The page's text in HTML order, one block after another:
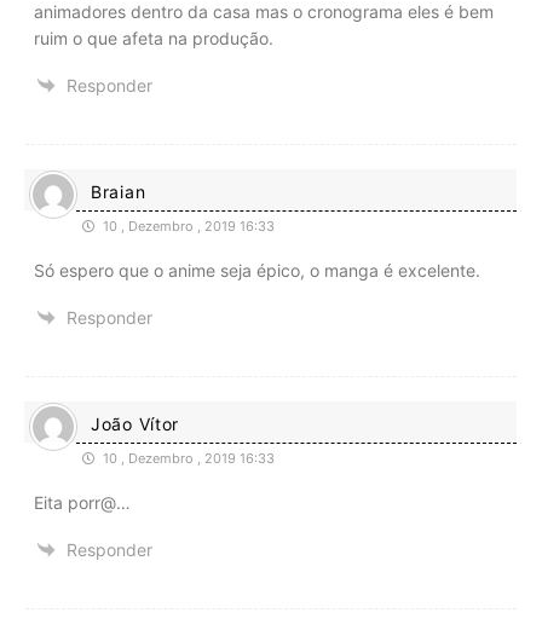
animadores dentro da casa mas o cronograma eles é bem
ruim o que afeta na produção.
Responder
Braian
10 , Dezembro , 2019 16:33
Só espero que o anime seja épico, o manga é excelente.
Responder
João Vítor
10 , Dezembro , 2019 16:33
Eita porr@…
Responder